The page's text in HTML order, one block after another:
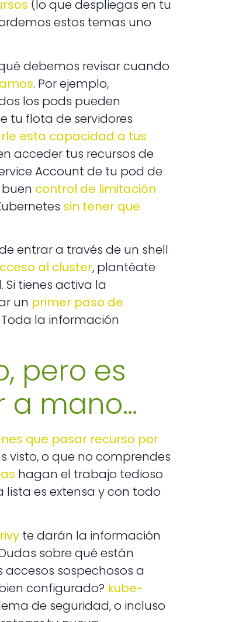
(lo que despliegas en tu
estos temas uno
debemos revisar cuando
. Por ejemplo,
los pods pueden
tu flota de servidores
esta capacidad a tus
acceder tus recursos de
Account de tu pod de
control de limitación
sin tener que
de entrar a través de un shell
al cluster, plantéate
tienes activa la
un primer paso de
la información
pero es
a mano…
que pasar recurso por
visto, o que no comprendes
hagan el trabajo tedioso
es extensa y con todo
te darán la información
sobre qué están
sospechosos a
configurado? kube-
de seguridad, o incluso